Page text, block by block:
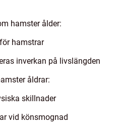
hamster ålder:
hamstrar
inverkan på livslängden
åldrar:
skillnader
vid könsmognad